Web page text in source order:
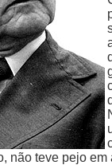
não teve pejo em